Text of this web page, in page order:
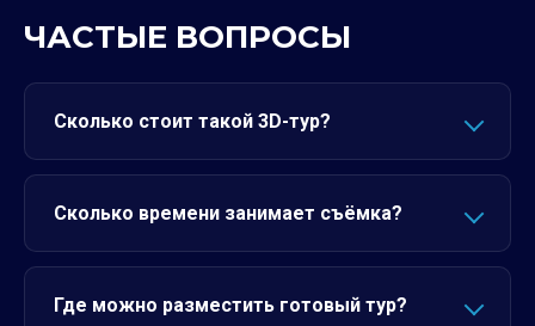
ЧАСТЫЕ ВОПРОСЫ
Сколько стоит такой 3D-тур?
Сколько времени занимает съёмка?
Где можно разместить готовый тур?